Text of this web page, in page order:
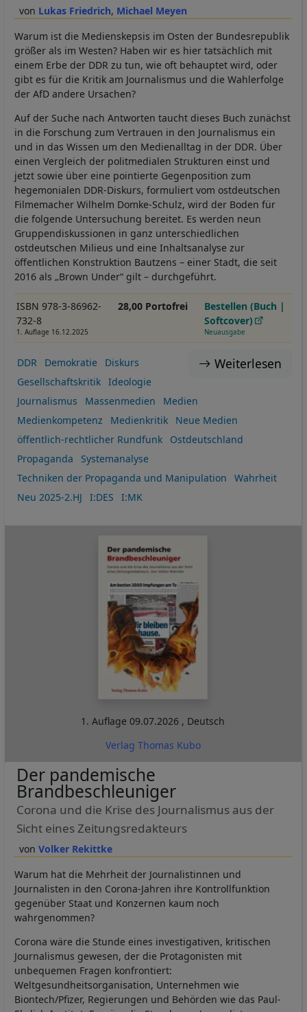
Lukas Friedrich Michael Meyen
Warum ist die Medienskepsis im Osten der Bundesrepublik
größer als im Westen? Haben wir es hier tatsächlich mit
einem Erbe der DDR zu tun, wie oft behauptet wird, oder
gibt es für die Kritik am Journalismus und die Wahlerfolge
der AfD andere Ursachen?
Auf der Suche nach Antworten taucht dieses Buch zunächst
in die Forschung zum Vertrauen in den Journalismus ein
und in das Wissen um den Medienalltag in der DDR. Über
einen Vergleich der politmedialen Strukturen einst und
jetzt sowie über eine pointierte Gegenposition zum
hegemonialen DDR-Diskurs, formuliert vom ostdeutschen
Filmemacher Wilhelm Domke-Schulz, wird der Boden für
die folgende Untersuchung bereitet. Es werden neun
Gruppendiskussionen in ganz unterschiedlichen
ostdeutschen Milieus und eine Inhaltsanalyse zur
öffentlichen Konstruktion Bautzens – einer Stadt, die seit
2016 als „Brown Under“ gilt – durchgeführt.
ISBN 978-3-86962-
732-8
1. Auflage 16.12.2025
28,00 Portofrei
Bestellen (Buch |
Softcover)
Neuausgabe
Weiterlesen
DDR Demokratie
Diskurs
Gesellschaftskritik
Ideologie
Journalismus
Massenmedien
Medien
Medienkompetenz
Medienkritik
Neue Medien
öffentlich-rechtlicher Rundfunk
Ostdeutschland
Propaganda
Systemanalyse
Techniken der Propaganda und Manipulation
Wahrheit
Neu 2025-2.HJ
I:DES I:MK
1. Auflage09.07.2026 , Deutsch
Verlag Thomas Kubo
Volker Rekittke
Der pandemische
Brandbeschleuniger
Corona und die Krise des Journalismus aus der
Sicht eines Zeitungsredakteurs
Warum hat die Mehrheit der Journalistinnen und
Journalisten in den Corona-Jahren ihre Kontrollfunktion
gegenüber Staat und Konzernen kaum noch
wahrgenommen?
Corona wäre die Stunde eines investigativen, kritischen
Journalismus gewesen, der die Protagonisten mit
unbequemen Fragen konfrontiert:
Weltgesundheitsorganisation, Unternehmen wie
Biontech/Pfizer, Regierungen und Behörden wie das Paul-